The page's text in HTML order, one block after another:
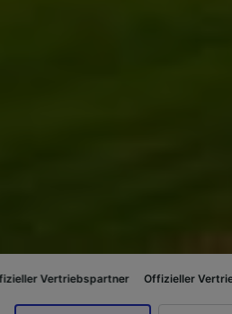
Offizieller Vertriebspartner